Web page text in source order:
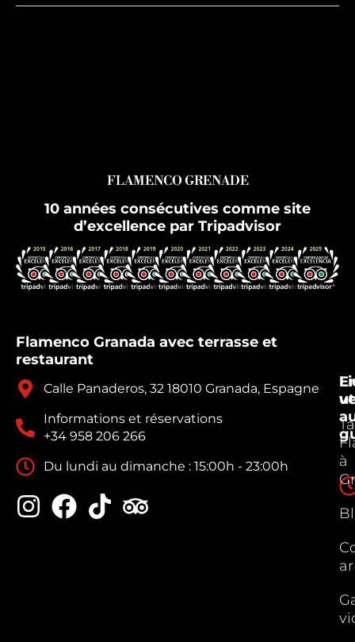
FLAMENCO GRENADE
10 années consécutives comme site
d’excellence par Tripadvisor
Flamenco Granada avec terrasse et
restaurant
Calle Panaderos, 32 18010 Granada, Espagne
Informations et réservations
+34 958 206 266
Du lundi au dimanche : 15:00h - 23:00h
à